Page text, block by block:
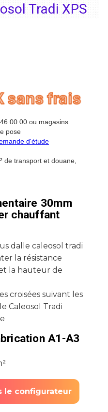
Tradi XPS
00 00 ou magasins
pose
d'étude
de transport et douane,
30mm
chauffant
dalle caleosol tradi
la résistance
la hauteur de
croisées suivant les
Caleosol Tradi
A1-A3
le configurateur